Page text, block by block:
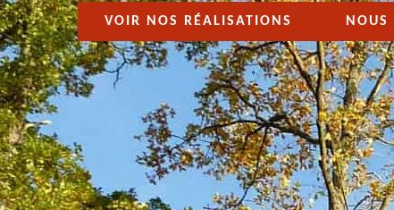
VOIR NOS RÉALISATIONS NOUS